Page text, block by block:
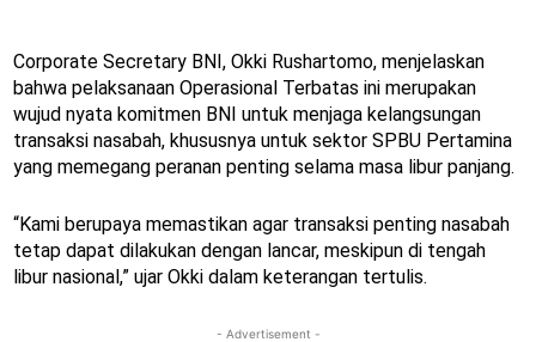
Corporate Secretary BNI, Okki Rushartomo, menjelaskan
bahwa pelaksanaan Operasional Terbatas ini merupakan
wujud nyata komitmen BNI untuk menjaga kelangsungan
transaksi nasabah, khususnya untuk sektor SPBU Pertamina
yang memegang peranan penting selama masa libur panjang.
“Kami berupaya memastikan agar transaksi penting nasabah
tetap dapat dilakukan dengan lancar, meskipun di tengah
libur nasional,” ujar Okki dalam keterangan tertulis.
- Advertisement -